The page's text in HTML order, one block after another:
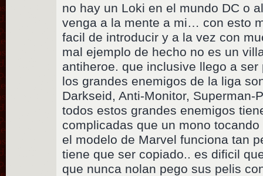
no hay un Loki en el mundo DC o
venga a la mente a mi… con esto
facil de introducir y a la vez con
mal ejemplo de hecho no es un
antiheroe. que inclusive llego a
los grandes enemigos de la liga
Darkseid, Anti-Monitor,
todos estos grandes enemigos
complicadas que un mono
el modelo de Marvel funciona tan
tiene que ser copiado.. es dificil
que nunca nolan pego sus pelis